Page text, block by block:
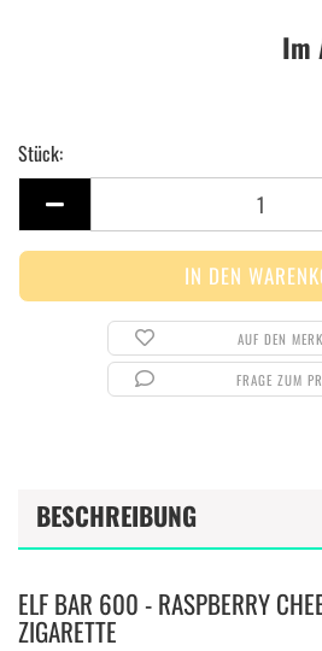
Im
Stück:
Stück
AUF DEN
FRAGE ZUM
BESCHREIBUNG
ELF BAR 600 - RASPBERRY
ZIGARETTE